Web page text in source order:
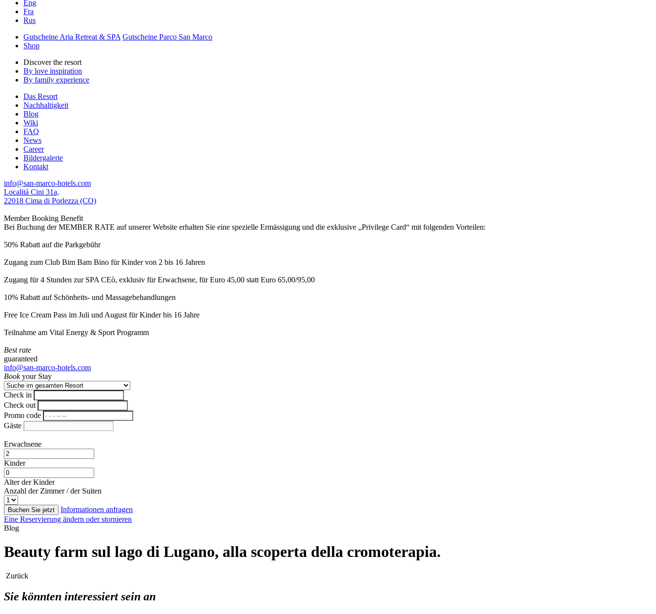
Eng
Fra
Rus
Gutscheine Aria Retreat & SPA Gutscheine Parco San Marco
Shop
Discover the resort
By love inspiration
By family experience
Das Resort
Nachhaltigkeit
Blog
Wiki
FAQ
News
Career
Bildergalerie
Kontakt
info@san-marco-hotels.com
Localitá Cini 31a,
22018 Cima di Porlezza (CO)
Member Booking Benefit
Bei Buchung der MEMBER RATE auf unserer Website erhalten Sie eine spezielle Ermässigung und die exklusive „Privilege Card“ mit folgenden Vorteilen:
50% Rabatt auf die Parkgebühr
Zugang zum Club Bim Bam Bino für Kinder von 2 bis 16 Jahren
Zugang für 4 Stunden zur SPA CEò, exklusiv für Erwachsene, für Euro 45,00 statt Euro 65,00/95,00
10% Rabatt auf Schönheits- und Massagebehandlungen
Free Ice Cream Pass im Juli und August für Kinder bis 16 Jahre
Teilnahme am Vital Energy & Sport Programm
Best rate
guaranteed
info@san-marco-hotels.com
Bookyour Stay
Check in
Check out
Promo code
Gäste
Erwachsene
Kinder
Alter der Kinder
Anzahl der Zimmer / der Suiten
Buchen Sie jetzt
Informationen anfragen
Eine Reservierung ändern oder stornieren
Blog
Beauty farm sul lago di Lugano, alla scoperta della cromoterapia.
Zurück
Sie könnten interessiert sein an